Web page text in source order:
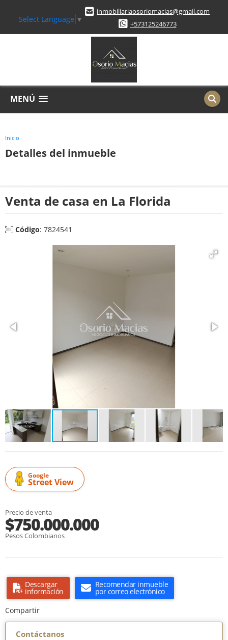
Select Language ▼
inmobiliariaosoriomacias@gmail.com
+573125246773
MENÚ
Inicio
Detalles del inmueble
Venta de casa en La Florida
Código: 7824541
Google
Street View
Precio de venta
$750.000.000
Pesos Colombianos
Descargar
información
Recomendar inmueble
por correo electrónico
Compartir
Contáctanos